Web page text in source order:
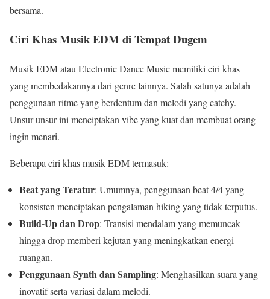
bersama.
Ciri Khas Musik EDM di Tempat Dugem
Musik EDM atau Electronic Dance Music memiliki ciri khas
yang membedakannya dari genre lainnya. Salah satunya adalah
penggunaan ritme yang berdentum dan melodi yang catchy.
Unsur-unsur ini menciptakan vibe yang kuat dan membuat orang
ingin menari.
Beberapa ciri khas musik EDM termasuk:
Beat yang Teratur: Umumnya, penggunaan beat 4/4 yang
konsisten menciptakan pengalaman hiking yang tidak terputus.
Build-Up dan Drop: Transisi mendalam yang memuncak
hingga drop memberi kejutan yang meningkatkan energi
ruangan.
Penggunaan Synth dan Sampling: Menghasilkan suara yang
inovatif serta variasi dalam melodi.